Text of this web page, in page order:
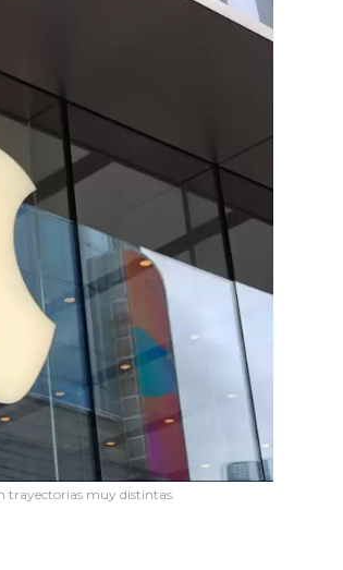
trayectorias muy distintas.